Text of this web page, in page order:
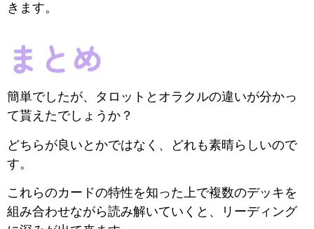
きます。
まとめ
簡単でしたが、タロットとオラクルの違いが分かっ
て貰えたでしょうか？
どちらが良いとかではなく、どれも素晴らしいので
す。
これらのカードの特性を知った上で複数のデッキを
組み合わせながら読み解いていくと、リーディング